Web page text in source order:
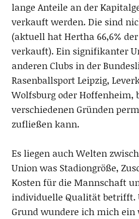
lange Anteile an der
verkauft werden. Die sind
(aktuell hat Hertha 66,6%
verkauft). Ein signifikanter
anderen Clubs in der
Rasenballsport Leipzig,
Wolfsburg oder Hoffenheim,
verschiedenen Gründen
zufließen kann.
Es liegen auch Welten
Union was Stadiongröße,
Kosten für die Mannschaft
individuelle Qualität betrifft.
Grund wundere ich mich ein